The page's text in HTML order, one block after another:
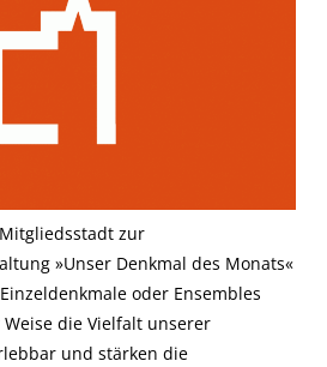
zur
»Unser Denkmal des Monats«
oder Ensembles
die Vielfalt unserer
und stärken die